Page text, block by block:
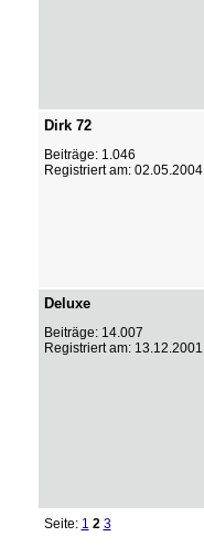
Dirk 72
Beiträge: 1.046
Registriert am: 02.05.2004
Deluxe
Beiträge: 14.007
Registriert am: 13.12.2001
Seite: 1 2 3